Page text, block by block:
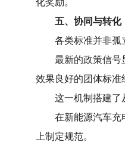
化奖励。
五、协同与转化
各类标准并非孤立
最新的政策信号显
效果良好的团体标准
这一机制搭建了从
在新能源汽车充电
上制定规范。